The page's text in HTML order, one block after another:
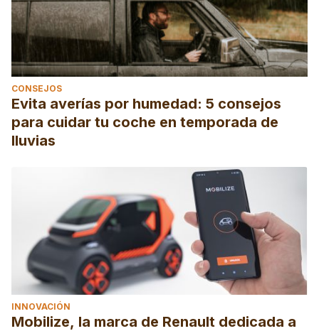
CONSEJOS
Evita averías por humedad: 5 consejos
para cuidar tu coche en temporada de
lluvias
INNOVACIÓN
Mobilize, la marca de Renault dedicada a